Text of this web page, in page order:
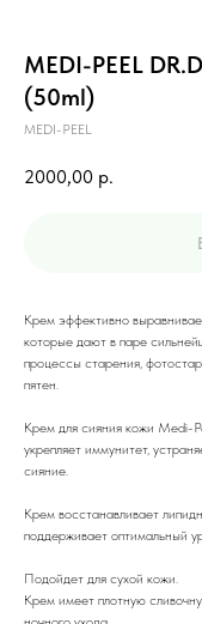
MEDI-PEEL
(50ml)
MEDI-PEEL
2000,00 р.
Крем эффективно
которые дают в паре
процессы старения,
пятен.
Крем для сияния кожи Medi-
укрепляет иммунитет,
сияние.
Крем восстанавливает
поддерживает оптимальный
Подойдет для сухой кожи.
Крем имеет плотную